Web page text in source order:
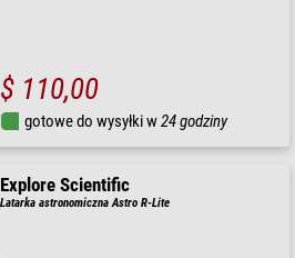
$ 110,00
gotowe do wysyłki w24 godziny
Explore Scientific
Latarka astronomiczna Astro R-Lite